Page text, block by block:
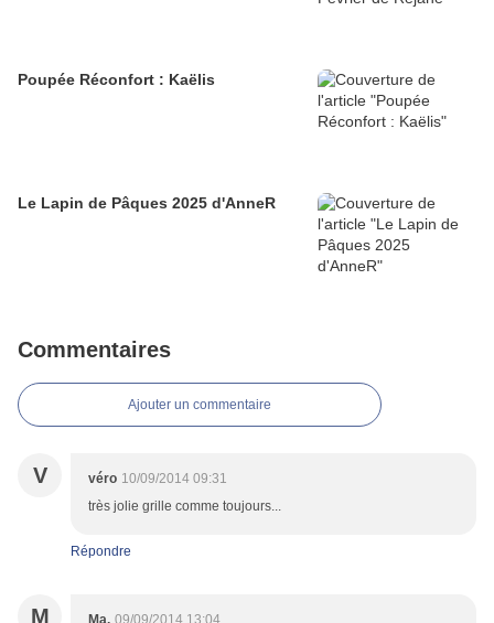
Poupée Réconfort : Kaëlis
Le Lapin de Pâques 2025 d'AnneR
Commentaires
Ajouter un commentaire
V véro 10/09/2014 09:31
très jolie grille comme toujours...
Répondre
M Ma. 09/09/2014 13:04